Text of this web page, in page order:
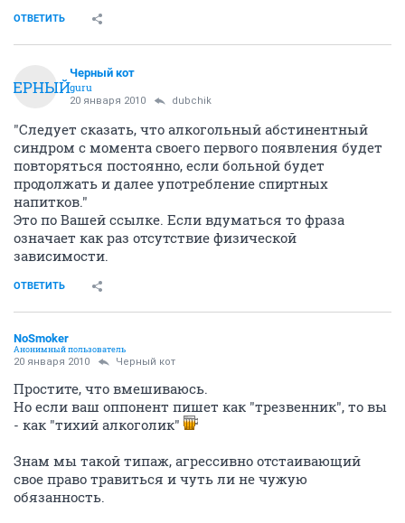
ОТВЕТИТЬ
ЧЕРНЫЙ
Черный кот
guru
20 января 2010 dubchik
"Следует сказать, что алкогольный абстинентный
синдром с момента своего первого появления будет
повторяться постоянно, если больной будет
продолжать и далее употребление спиртных
напитков."
Это по Вашей ссылке. Если вдуматься то фраза
означает как раз отсутствие физической
зависимости.
ОТВЕТИТЬ
NoSmoker
Анонимный пользователь
20 января 2010 Черный кот
Простите, что вмешиваюсь.
Но если ваш оппонент пишет как "трезвенник", то вы
- как "тихий алкоголик"
Знам мы такой типаж, агрессивно отстаивающий
свое право травиться и чуть ли не чужую
обязанность.